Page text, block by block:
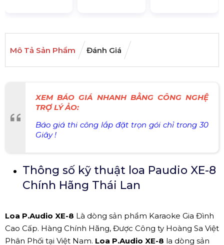
Mô Tả Sản Phẩm Đánh Giá
XEM BÁO GIÁ NHANH BẰNG CÔNG NGHỆ
TRỢ LÝ ẢO:
Báo giá thi công lắp đặt trọn gói chỉ trong 30
Giây !
Thông số kỹ thuật loa Paudio XE-8
Chính Hãng Thái Lan
Loa P.Audio XE-8 Là dòng sản phẩm Karaoke Gia Đình
Cao Cấp. Hàng Chính Hãng, Được Công ty Hoàng Sa Việt
Phân Phối tại Việt Nam. Loa P.Audio XE-8 la dòng sản